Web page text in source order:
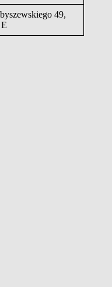
49,